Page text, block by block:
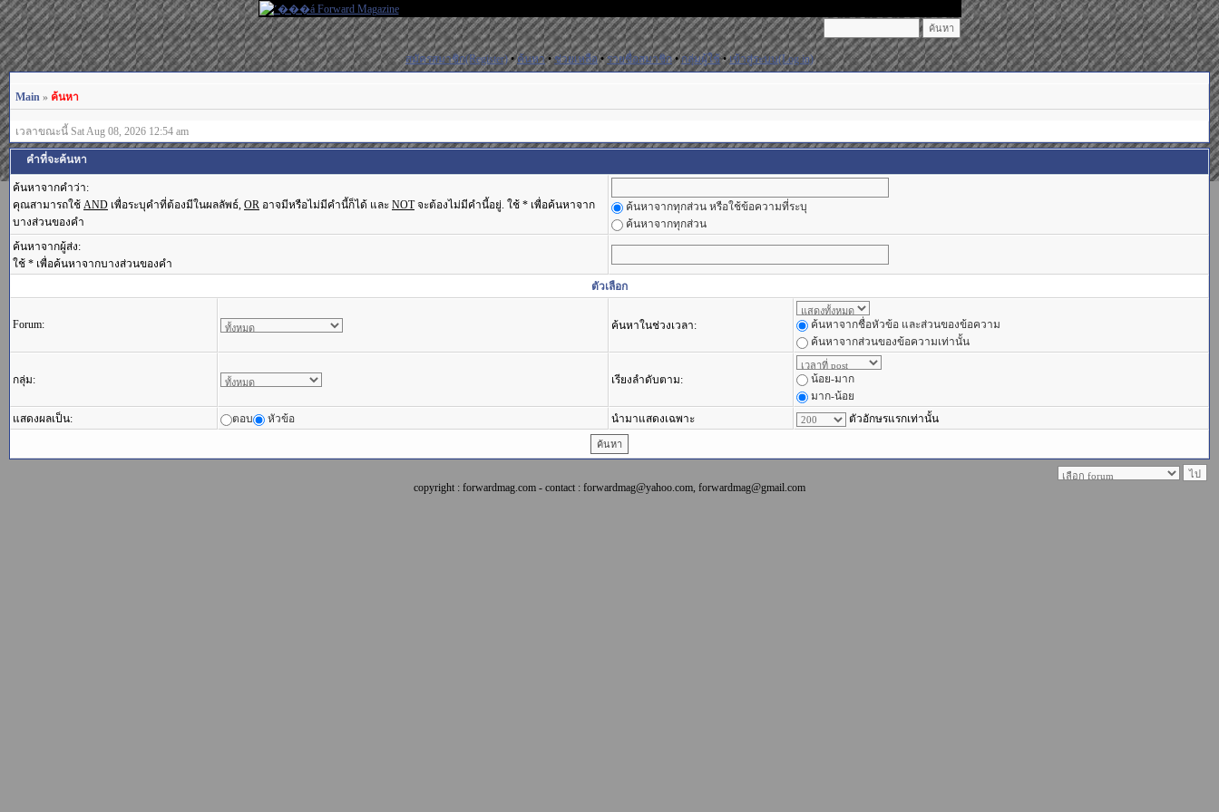
สมัครสมาชิก(Register)•ค้นหา•ช่วยเหลือ•รายชื่อสมาชิก•กลุ่มผู้ใช้•เข้าสู่ระบบ(Log in)
Main » ค้นหา
เวลาขณะนี้ Sat Aug 08, 2026 12:54 am
คำที่จะค้นหา
ค้นหาจากคำว่า:
คุณสามารถใช้ AND เพื่อระบุคำที่ต้องมีในผลลัพธ์, OR อาจมีหรือไม่มีคำนี้ก็ได้ และ NOTจะต้องไม่มีคำนี้อยู่. ใช้ * เพื่อค้นหาจาก
บางส่วนของคำ
ค้นหาจากทุกส่วน หรือใช้ข้อความที่ระบุ
ค้นหาจากทุกส่วน
ค้นหาจากผู้ส่ง:
ใช้ * เพื่อค้นหาจากบางส่วนของคำ
ตัวเลือก
Forum: ค้นหาในช่วงเวลา:
ค้นหาจากชื่อหัวข้อ และส่วนของข้อความ
ค้นหาจากส่วนของข้อความเท่านั้น
กลุ่ม: เรียงลำดับตาม:
น้อย-มาก
มาก-น้อย
แสดงผลเป็น:
ตอบ หัวข้อ นำมาแสดงเฉพาะ ตัวอักษรแรกเท่านั้น
copyright : forwardmag.com - contact : forwardmag@yahoo.com, forwardmag@gmail.com